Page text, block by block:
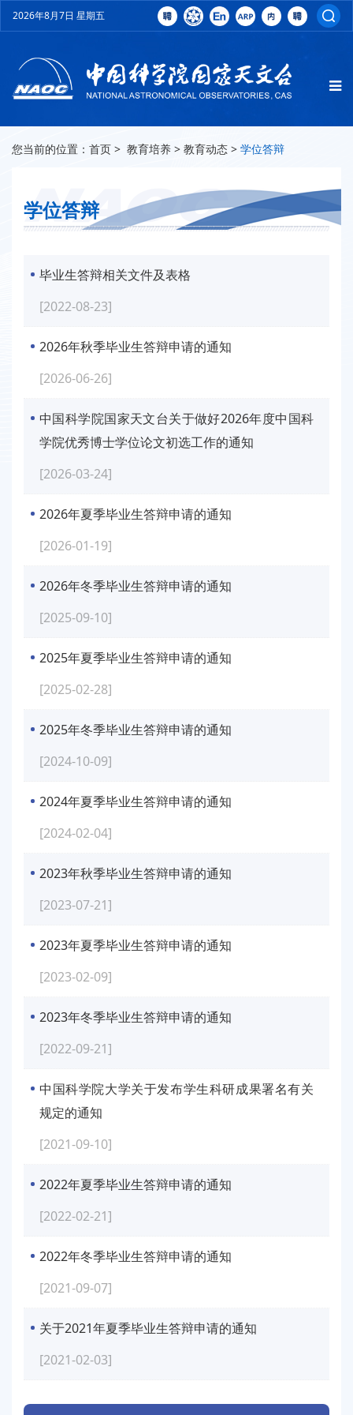
2026年8月7日 星期五
您当前的位置： 首页 > 教育培养 > 教育动态 > 学位答辩
学位答辩
毕业生答辩相关文件及表格
[2022-08-23]
2026年秋季毕业生答辩申请的通知
[2026-06-26]
中国科学院国家天文台关于做好2026年度中国科
学院优秀博士学位论文初选工作的通知
[2026-03-24]
2026年夏季毕业生答辩申请的通知
[2026-01-19]
2026年冬季毕业生答辩申请的通知
[2025-09-10]
2025年夏季毕业生答辩申请的通知
[2025-02-28]
2025年冬季毕业生答辩申请的通知
[2024-10-09]
2024年夏季毕业生答辩申请的通知
[2024-02-04]
2023年秋季毕业生答辩申请的通知
[2023-07-21]
2023年夏季毕业生答辩申请的通知
[2023-02-09]
2023年冬季毕业生答辩申请的通知
[2022-09-21]
中国科学院大学关于发布学生科研成果署名有关
规定的通知
[2021-09-10]
2022年夏季毕业生答辩申请的通知
[2022-02-21]
2022年冬季毕业生答辩申请的通知
[2021-09-07]
关于2021年夏季毕业生答辩申请的通知
[2021-02-03]